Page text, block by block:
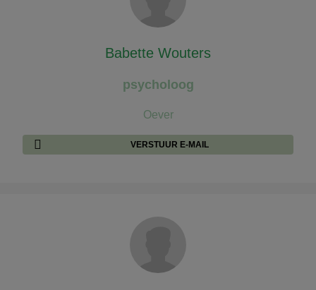
Babette Wouters
psycholoog
Oever
VERSTUUR E-MAIL